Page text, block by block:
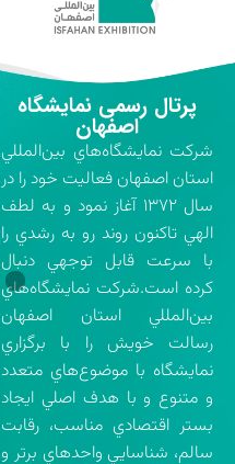
پرتال رسمی نمایشگاه
اصفهان
شركت نمايشگاه‌هاي بين‌المللي
استان اصفهان فعاليت خود را در
سال ۱۳۷۲ آغاز نمود و به لطف
الهي تاكنون روند رو به رشدي را
با سرعت قابل توجهي دنبال
كرده است.شركت نمايشگاه‌هاي
بين‌المللي استان اصفهان
رسالت خويش را با برگزاري
نمايشگاه با موضوع‌هاي متعدد
و متنوع و با هدف اصلي ايجاد
بستر اقتصادي مناسب، رقابت
سالم، شناسايي واحدهاي برتر و